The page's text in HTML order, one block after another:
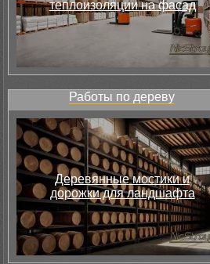
теплоизоляции на фасад
Работы по дереву
Деревянные мостики и
дорожки для ландшафта